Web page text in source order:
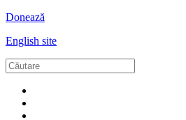
Donează
English site